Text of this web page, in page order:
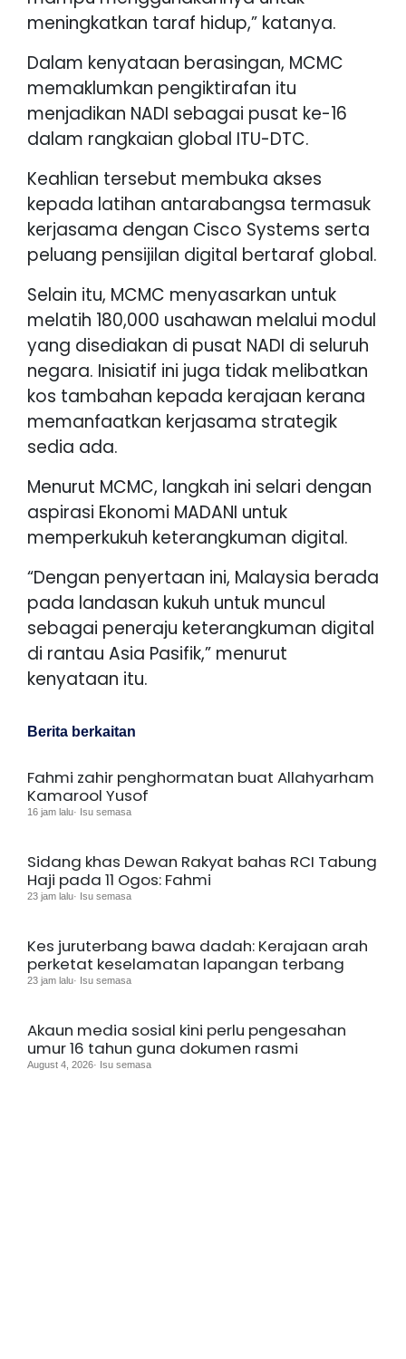
meningkatkan taraf hidup,” katanya.
Dalam kenyataan berasingan, MCMC
memaklumkan pengiktirafan itu
menjadikan NADI sebagai pusat ke-16
dalam rangkaian global ITU-DTC.
Keahlian tersebut membuka akses
kepada latihan antarabangsa termasuk
kerjasama dengan Cisco Systems serta
peluang pensijilan digital bertaraf global.
Selain itu, MCMC menyasarkan untuk
melatih 180,000 usahawan melalui modul
yang disediakan di pusat NADI di seluruh
negara. Inisiatif ini juga tidak melibatkan
kos tambahan kepada kerajaan kerana
memanfaatkan kerjasama strategik
sedia ada.
Menurut MCMC, langkah ini selari dengan
aspirasi Ekonomi MADANI untuk
memperkukuh keterangkuman digital.
“Dengan penyertaan ini, Malaysia berada
pada landasan kukuh untuk muncul
sebagai peneraju keterangkuman digital
di rantau Asia Pasifik,” menurut
kenyataan itu.
Berita berkaitan
Fahmi zahir penghormatan buat Allahyarham
Kamarool Yusof
16 jam lalu· Isu semasa
Sidang khas Dewan Rakyat bahas RCI Tabung
Haji pada 11 Ogos: Fahmi
23 jam lalu· Isu semasa
Kes juruterbang bawa dadah: Kerajaan arah
perketat keselamatan lapangan terbang
23 jam lalu· Isu semasa
Akaun media sosial kini perlu pengesahan
umur 16 tahun guna dokumen rasmi
August 4, 2026· Isu semasa